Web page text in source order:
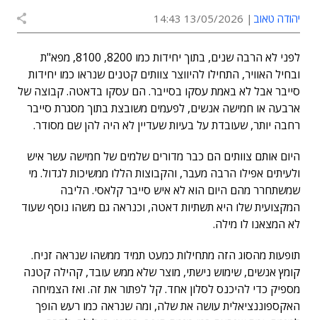
יהודה טאוב 13/05/2026 14:43
לפני לא הרבה שנים, בתוך יחידות כמו 8200, 8100, מפא"ת
ובחיל האוויר, התחילו להיווצר צוותים קטנים שנראו כמו יחידות
סייבר אבל לא באמת עסקו בסייבר. הם עסקו בדאטה. קבוצה של
ארבעה או חמישה אנשים, לפעמים משובצת בתוך מסגרת סייבר
רחבה יותר, שעובדת על בעיות שעדיין לא היה להן שם מסודר.
היום אותם צוותים הם כבר מדורים שלמים של חמישה עשר איש
ולעיתים אפילו הרבה מעבר, והקבוצות הללו ממשיכות לגדול. מי
שמשתחרר מהם היום הוא לא איש סייבר קלאסי. הליבה
המקצועית שלו היא תשתיות דאטה, וכנראה גם משהו נוסף שעוד
לא המצאנו לו מילה.
תופעות מהסוג הזה מתחילות כמעט תמיד ממשהו שנראה זניח.
קומץ אנשים, שימוש נישתי, מוצר שלא ממש עובד, קהילה קטנה
מספיק כדי להיכנס לסלון אחד. קל לפתור את זה. ואז הצמיחה
האקספוננציאלית עושה את שלה, ומה שנראה כמו רעש הופך